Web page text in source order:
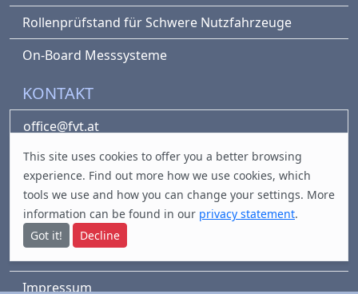
Rollenprüfstand für Schwere Nutzfahrzeuge
On-Board Messsysteme
KONTAKT
office@fvt.at
Inffeldgasse 19/III
8010 Graz, Austria
LEGAL
Impressum
This site uses cookies to offer you a better browsing
experience. Find out more how we use cookies, which
tools we use and how you can change your settings. More
information can be found in our privacy statement.
Got it!
Decline